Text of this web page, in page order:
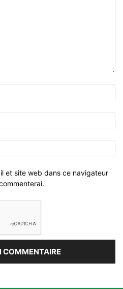
et site web dans ce navigateur